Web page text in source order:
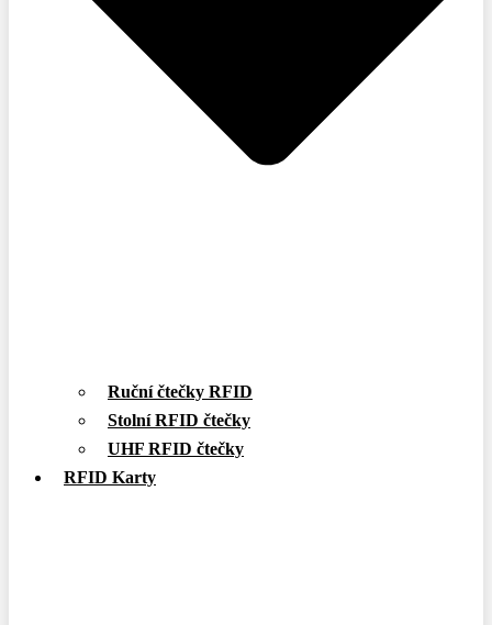
Ruční čtečky RFID
Stolní RFID čtečky
UHF RFID čtečky
RFID Karty